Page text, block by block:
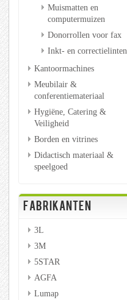
Muismatten en
computermuizen
Donorrollen voor fax
Inkt- en correctielinten
Kantoormachines
Meubilair &
conferentiemateriaal
Hygiëne, Catering &
Veiligheid
Borden en vitrines
Didactisch materiaal &
speelgoed
FABRIKANTEN
3L
3M
5STAR
AGFA
Lumap